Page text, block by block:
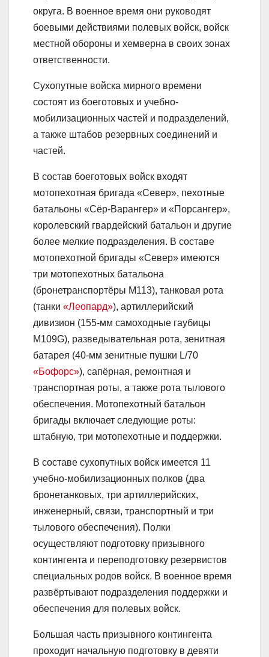
округа. В военное время они руководят
боевыми действиями полевых войск, войск
местной обороны и хемверна в своих зонах
ответственности.
Сухопутные войска мирного времени
состоят из боеготовых и учебно-
мобилизационных частей и подразделений,
а также штабов резервных соединений и
частей.
В состав боеготовых войск входят
мотопехотная бригада «Север», пехотные
батальоны «Сёр-Варангер» и «Порсангер»,
королевский гвардейский батальон и другие
более мелкие подразделения. В составе
мотопехотной бригады «Север» имеются
три мотопехотных батальона
(бронетранспортёры М113), танковая рота
(танки «Леопард»), артиллерийский
дивизион (155-мм самоходные гаубицы
M109G), разведывательная рота, зенитная
батарея (40-мм зенитные пушки L/70
«Бофорс»), сапёрная, ремонтная и
транспортная роты, а также рота тылового
обеспечения. Мотопехотный батальон
бригады включает следующие роты:
штабную, три мотопехотные и поддержки.
В составе сухопутных войск имеется 11
учебно-мобилизационных полков (два
бронетанковых, три артиллерийских,
инженерный, связи, транспортный и три
тылового обеспечения). Полки
осуществляют подготовку призывного
контингента и переподготовку резервистов
специальных родов войск. В военное время
развёртывают подразделения поддержки и
обеспечения для полевых войск.
Большая часть призывного контингента
проходит начальную подготовку в девяти